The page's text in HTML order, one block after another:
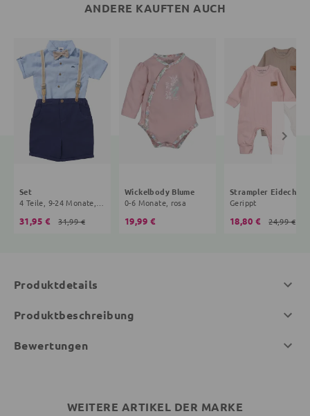
ANDERE KAUFTEN AUCH
Set
4 Teile, 9-24 Monate, navy, hellblau
31,95 € 31,99 €
Wickelbody Blume
0-6 Monate, rosa
19,99 €
Strampler Eidechse
Gerippt
18,80 € 24,99 €
Produktdetails
Produktbeschreibung
Bewertungen
WEITERE ARTIKEL DER MARKE